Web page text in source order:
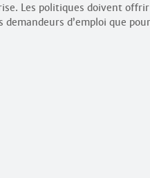
Les politiques doivent offrir
d’emploi que pour